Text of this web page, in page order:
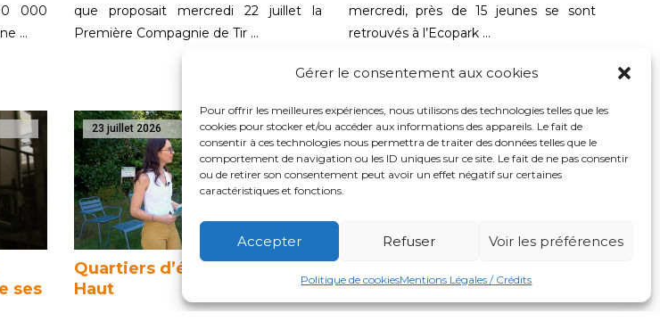
Gérer le consentement aux cookies
Pour offrir les meilleures expériences, nous utilisons des technologies telles que les
cookies pour stocker et/ou accéder aux informations des appareils. Le fait de
consentir à ces technologies nous permettra de traiter des données telles que le
comportement de navigation ou les ID uniques sur ce site. Le fait de ne pas consentir
ou de retirer son consentement peut avoir un effet négatif sur certaines
caractéristiques et fonctions.
Accepter Refuser Voir les préférences
Politique de cookiesMentions Légales / Crédits
000
…
que proposait mercredi 22 juillet la
Première Compagnie de Tir …
mercredi, près de 15 jeunes se sont
retrouvés à l’Ecopark …
ses
23 juillet 2026
Quartiers d’été : Hombourg-
Haut
23 juillet 2026
relèvent le défi